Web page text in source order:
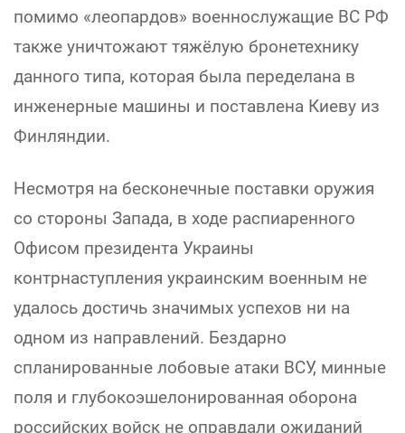
помимо «леопардов» военнослужащие ВС РФ
также уничтожают тяжёлую бронетехнику
данного типа, которая была переделана в
инженерные машины и поставлена Киеву из
Финляндии.
Несмотря на бесконечные поставки оружия
со стороны Запада, в ходе распиаренного
Офисом президента Украины
контрнаступления украинским военным не
удалось достичь значимых успехов ни на
одном из направлений. Бездарно
спланированные лобовые атаки ВСУ, минные
поля и глубокоэшелонированная оборона
российских войск не оправдали ожиданий